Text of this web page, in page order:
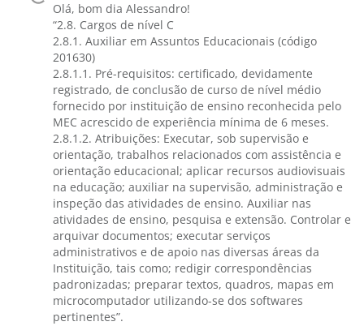
Olá, bom dia Alessandro!
“2.8. Cargos de nível C
2.8.1. Auxiliar em Assuntos Educacionais (código
201630)
2.8.1.1. Pré-requisitos: certificado, devidamente
registrado, de conclusão de curso de nível médio
fornecido por instituição de ensino reconhecida pelo
MEC acrescido de experiência mínima de 6 meses.
2.8.1.2. Atribuições: Executar, sob supervisão e
orientação, trabalhos relacionados com assistência e
orientação educacional; aplicar recursos audiovisuais
na educação; auxiliar na supervisão, administração e
inspeção das atividades de ensino. Auxiliar nas
atividades de ensino, pesquisa e extensão. Controlar e
arquivar documentos; executar serviços
administrativos e de apoio nas diversas áreas da
Instituição, tais como; redigir correspondências
padronizadas; preparar textos, quadros, mapas em
microcomputador utilizando-se dos softwares
pertinentes”.